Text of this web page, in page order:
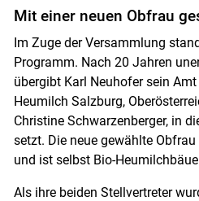
Mit einer neuen Obfrau
Im Zuge der Versammlung
Programm. Nach 20 Jahren
übergibt Karl Neuhofer sein
Heumilch Salzburg,
Christine Schwarzenberger, in
setzt. Die neue gewählte
und ist selbst Bio-
Als ihre beiden Stellvertreter